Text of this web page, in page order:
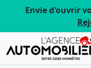
Envie d'ouvrir